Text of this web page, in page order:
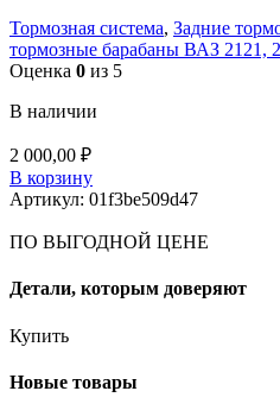
Тормозная система, Задние
тормозные барабаны ВАЗ 2121,
Оценка 0 из 5
В наличии
2 000,00 ₽
В корзину
Артикул: 01f3be509d47
ПО ВЫГОДНОЙ ЦЕНЕ
Детали, которым доверяют
Купить
Новые товары